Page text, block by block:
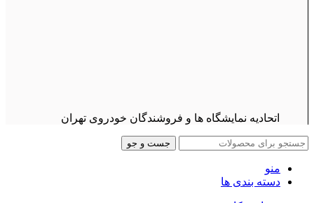
اتحادیه نمایشگاه ها و فروشندگان خودروی تهران
جست و جو
منو
دسته بندی ها